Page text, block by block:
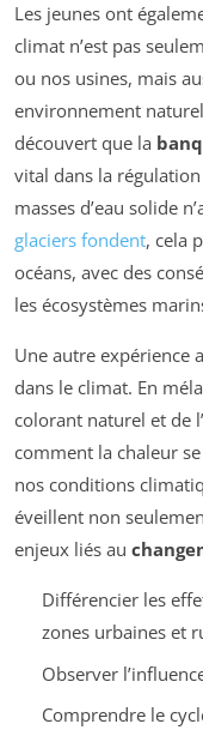
Les jeunes ont
climat n’est pas
ou nos usines, mais
environnement
découvert que la
vital dans la
masses d’eau solide
glaciers fondent, cela
océans, avec des
les écosystèmes
Une autre expérience
dans le climat. En
colorant naturel et de
comment la chaleur
nos conditions
éveillent non
enjeux liés au
Différencier les
zones urbaines et
Observer
Comprendre le